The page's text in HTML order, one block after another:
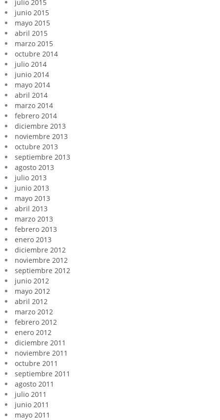
julio 2015
junio 2015
mayo 2015
abril 2015
marzo 2015
octubre 2014
julio 2014
junio 2014
mayo 2014
abril 2014
marzo 2014
febrero 2014
diciembre 2013
noviembre 2013
octubre 2013
septiembre 2013
agosto 2013
julio 2013
junio 2013
mayo 2013
abril 2013
marzo 2013
febrero 2013
enero 2013
diciembre 2012
noviembre 2012
septiembre 2012
junio 2012
mayo 2012
abril 2012
marzo 2012
febrero 2012
enero 2012
diciembre 2011
noviembre 2011
octubre 2011
septiembre 2011
agosto 2011
julio 2011
junio 2011
mayo 2011